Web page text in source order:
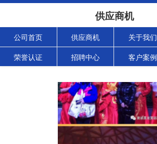
供应商机
公司首页 供应商机 关于我们
荣誉认证 招聘中心 客户案例